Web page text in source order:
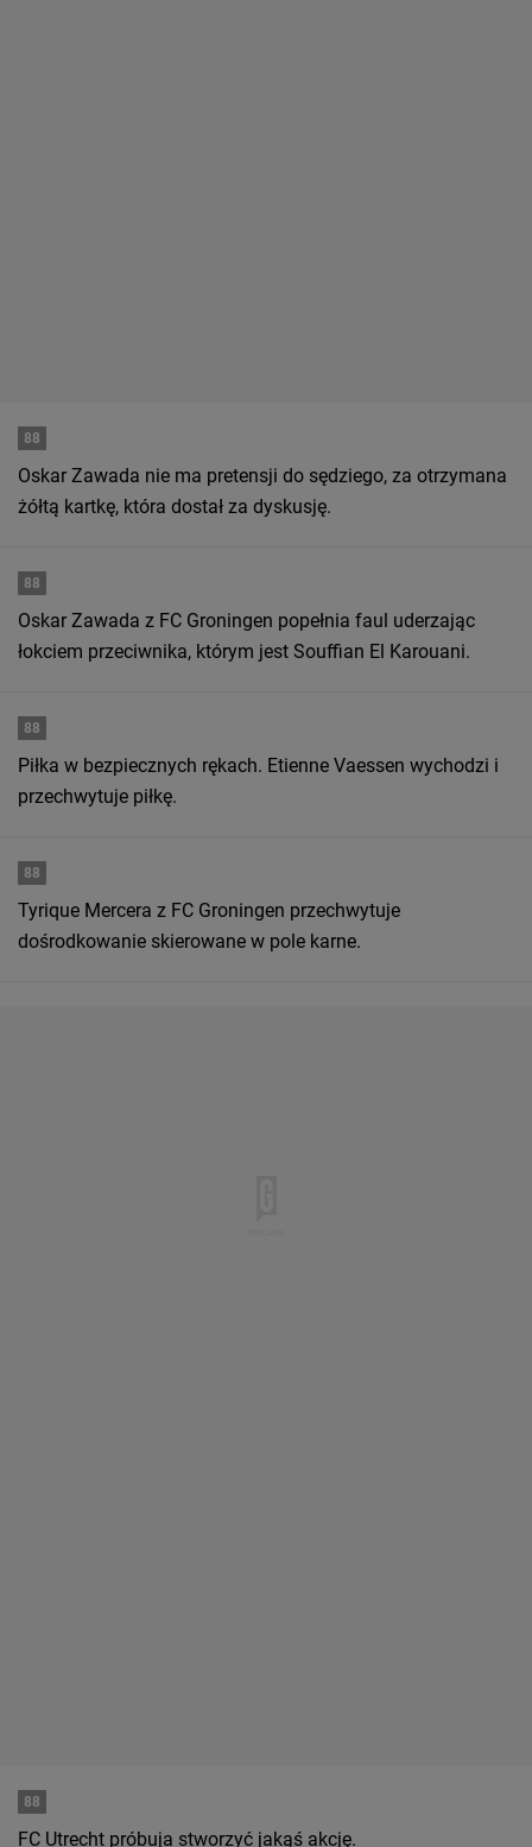
88
Oskar Zawada nie ma pretensji do sędziego, za otrzymana
żółtą kartkę, która dostał za dyskusję.
88
Oskar Zawada z FC Groningen popełnia faul uderzając
łokciem przeciwnika, którym jest Souffian El Karouani.
88
Piłka w bezpiecznych rękach. Etienne Vaessen wychodzi i
przechwytuje piłkę.
88
Tyrique Mercera z FC Groningen przechwytuje
dośrodkowanie skierowane w pole karne.
88
FC Utrecht próbuja stworzyć jakąś akcję.